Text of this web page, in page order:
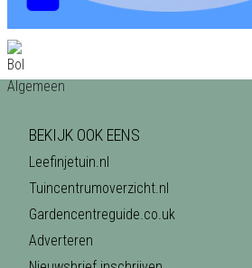
BEKIJK OOK EENS
Leefinjetuin.nl
Tuincentrumoverzicht.nl
Gardencentreguide.co.uk
Adverteren